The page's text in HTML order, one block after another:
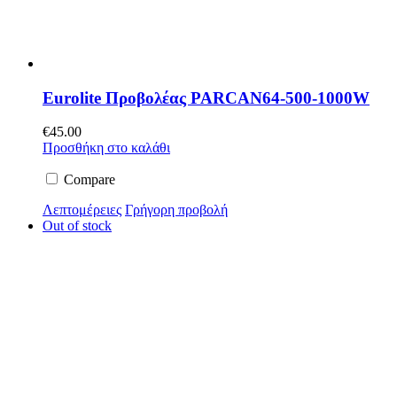
Eurolite Προβολέας PARCAN64-500-1000W
€45.00
Προσθήκη στο καλάθι
Compare
Λεπτομέρειες Γρήγορη προβολή
Out of stock